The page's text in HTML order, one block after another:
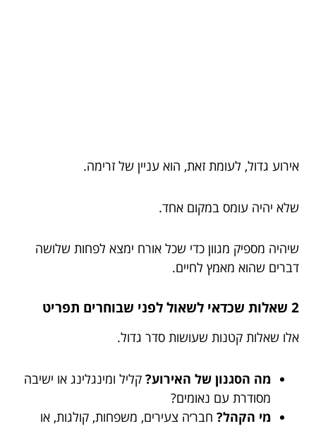
אירוע גדול, לעומת זאת, הוא עניין של זרימה.
שלא יהיה עומס במקום אחד.
שיהיה מספיק מגוון כדי שכל אורח ימצא לפחות שלושה
דברים שהוא מאמץ לחיים.
2 שאלות שכדאי לשאול לפני שבוחרים תפריט
אלו שאלות קטנות שעושות סדר גדול.
מה הסגנון של האירוע? קליל ומינגלינג או ישיבה
מסודרת עם נאומים?
מי הקהל? חבר׳ה צעירים, משפחות, קולגות, או